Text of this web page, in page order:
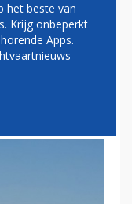
NAAR
het beste van
Krijg onbeperkt
Apps.